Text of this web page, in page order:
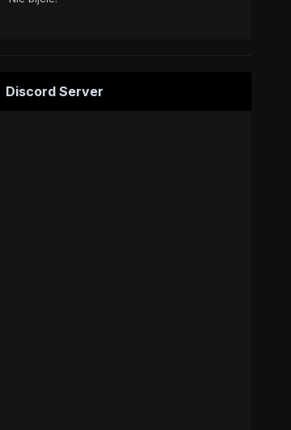
Discord Server